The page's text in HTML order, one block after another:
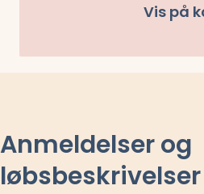
Vis på
Anmeldelser og
løbsbeskrivelser